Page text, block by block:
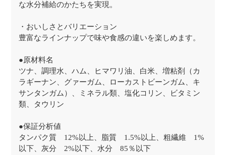
な水分補給のかたちを実現。
・おいしさとバリエーション
豊富なラインナップで味や食感の違いを楽しめます。
●原材料名
ツナ、調理水、ハム、ヒマワリ油、白米、増粘剤（カ
ラギーナン、グァーガム、ローカストビーンガム、キ
サンタンガム）、ミネラル類、塩化コリン、ビタミン
類、タウリン
●保証分析値
タンパク質 12%以上、脂質 1.5%以上、粗繊維 1%
以下、灰分 2%以下、水分 85％以下